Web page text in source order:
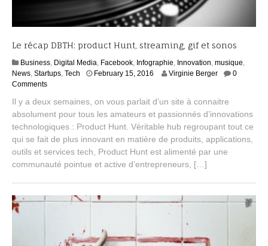
Le récap DBTH: product Hunt, streaming, gif et sonos
Business, Digital Media, Facebook, Infographie, Innovation, musique,
News, Startups, Tech February 15, 2016 Virginie Berger
0
Comments
Il y a deux semaines, on vous parlait d’un site à connaitre
absolument pour tous les amateurs et passionnés d’innovations
technologiques : Product Hunt. Véritable hub regroupant tout ce
qui se fait de plus innovant en matière de produits, applications,
outils et services tech, Product Hunt est alimenté par une
communauté pointue et active d’entrepreneurs, […]